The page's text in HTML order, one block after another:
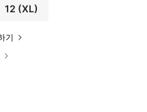
12 (XL)
기